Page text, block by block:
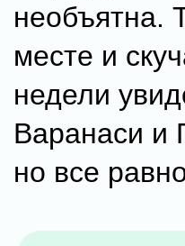
необъятна.
месте и
недели
Варанаси и
но все